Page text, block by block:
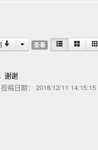
查看
谢谢
投稿日期： 2018/12/11 14:15:15